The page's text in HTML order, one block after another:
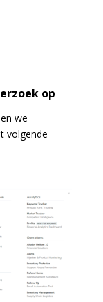
op
we
volgende